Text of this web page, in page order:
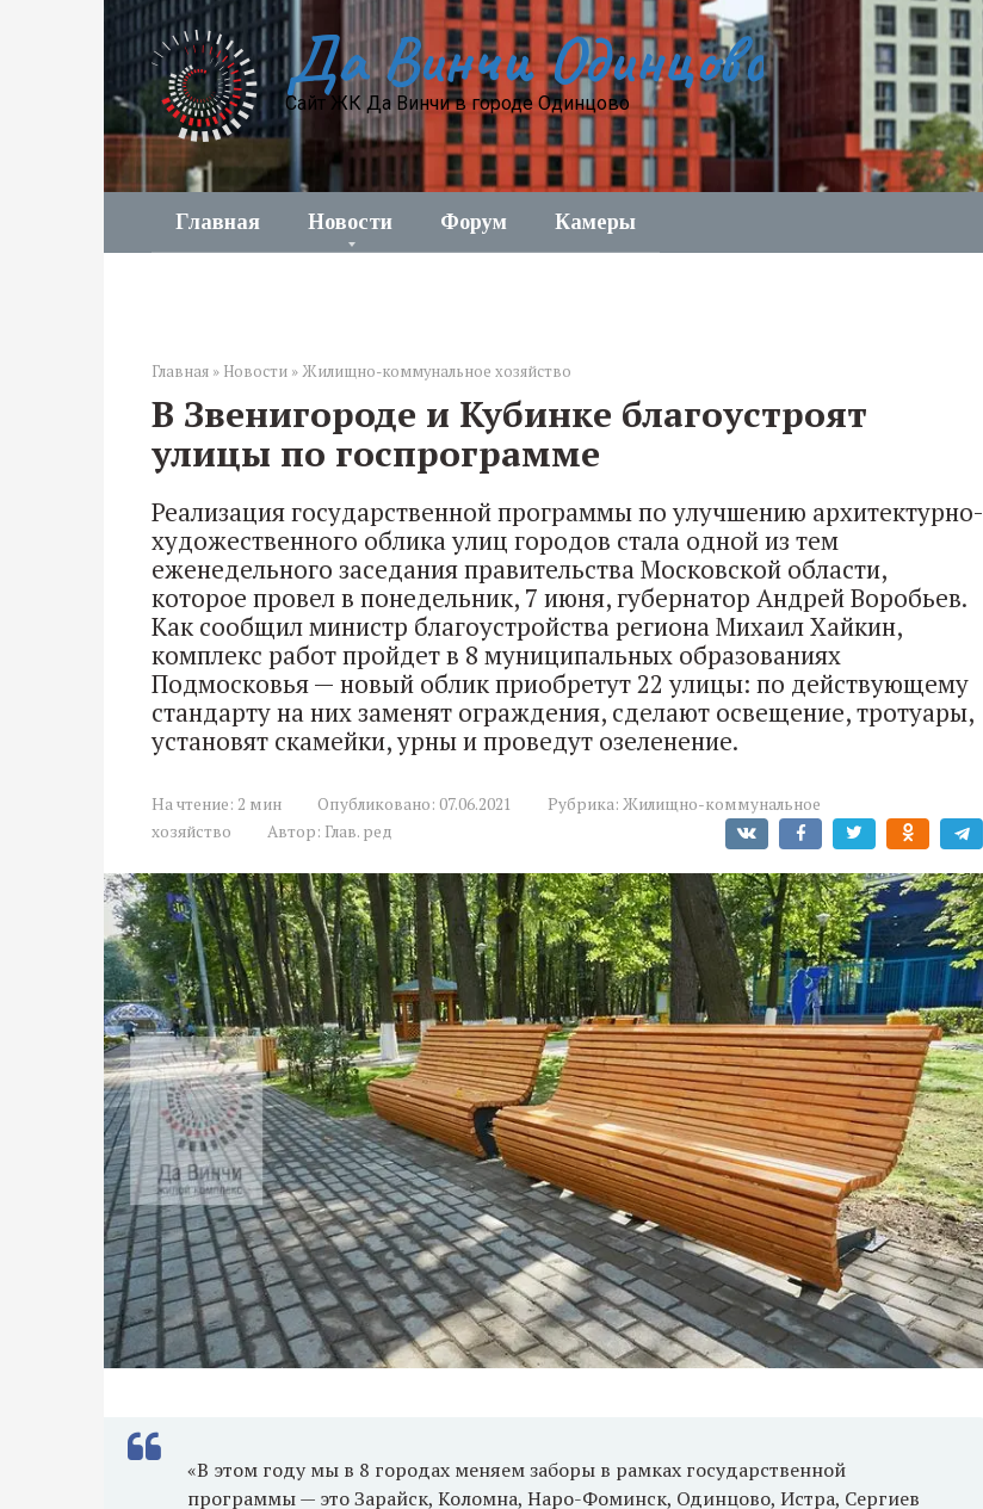
Да Винчи Одинцово
Сайт ЖК Да Винчи в городе Одинцово
Главная Новости Форум Камеры
Главная » Новости »Жилищно-коммунальное хозяйство
В Звенигороде и Кубинке благоустроят
улицы по госпрограмме
Реализация государственной программы по улучшению архитектурно-
художественного облика улиц городов стала одной из тем
еженедельного заседания правительства Московской области,
которое провел в понедельник, 7 июня, губернатор Андрей Воробьев.
Как сообщил министр благоустройства региона Михаил Хайкин,
комплекс работ пройдет в 8 муниципальных образованиях
Подмосковья — новый облик приобретут 22 улицы: по действующему
стандарту на них заменят ограждения, сделают освещение, тротуары,
установят скамейки, урны и проведут озеленение.
На чтение: 2 мин Опубликовано: 07.06.2021 Рубрика: Жилищно-коммунальное
хозяйство
Автор: Глав. ред
«В этом году мы в 8 городах меняем заборы в рамках государственной
программы — это Зарайск, Коломна, Наро-Фоминск, Одинцово, Истра, Сергиев